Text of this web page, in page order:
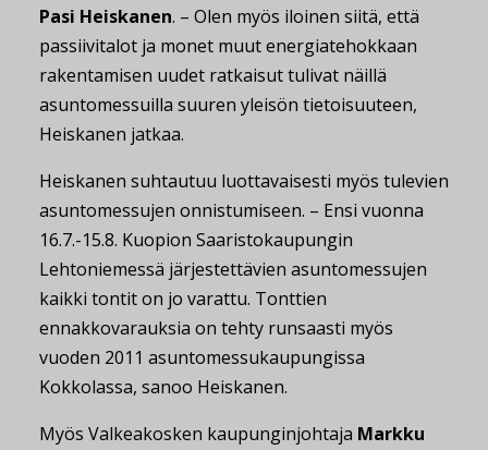
Pasi Heiskanen. – Olen myös iloinen siitä, että
passiivitalot ja monet muut energiatehokkaan
rakentamisen uudet ratkaisut tulivat näillä
asuntomessuilla suuren yleisön tietoisuuteen,
Heiskanen jatkaa.
Heiskanen suhtautuu luottavaisesti myös tulevien
asuntomessujen onnistumiseen. – Ensi vuonna
16.7.-15.8. Kuopion Saaristokaupungin
Lehtoniemessä järjestettävien asuntomessujen
kaikki tontit on jo varattu. Tonttien
ennakkovarauksia on tehty runsaasti myös
vuoden 2011 asuntomessukaupungissa
Kokkolassa, sanoo Heiskanen.
Myös Valkeakosken kaupunginjohtaja Markku